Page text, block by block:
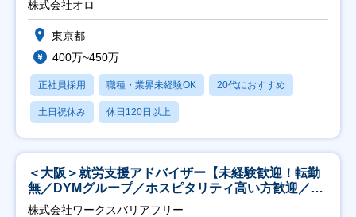
株式会社オロ
東京都
400万~450万
正社員採用 職種・業界未経験OK 20代におすすめ
土日祝休み 休日120日以上
＜大阪＞就労支援アドバイザー【未経験歓迎！転勤
無／DYMグループ／ホスピタリティ高い方歓迎／土
日祝】
株式会社ワークスバリアフリー